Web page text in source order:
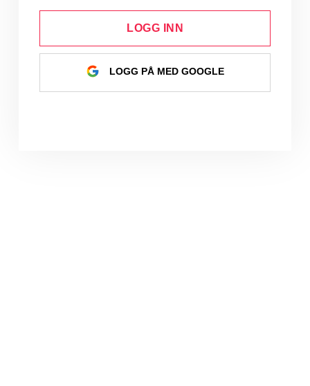
LOGG INN
LOGG PÅ MED GOOGLE